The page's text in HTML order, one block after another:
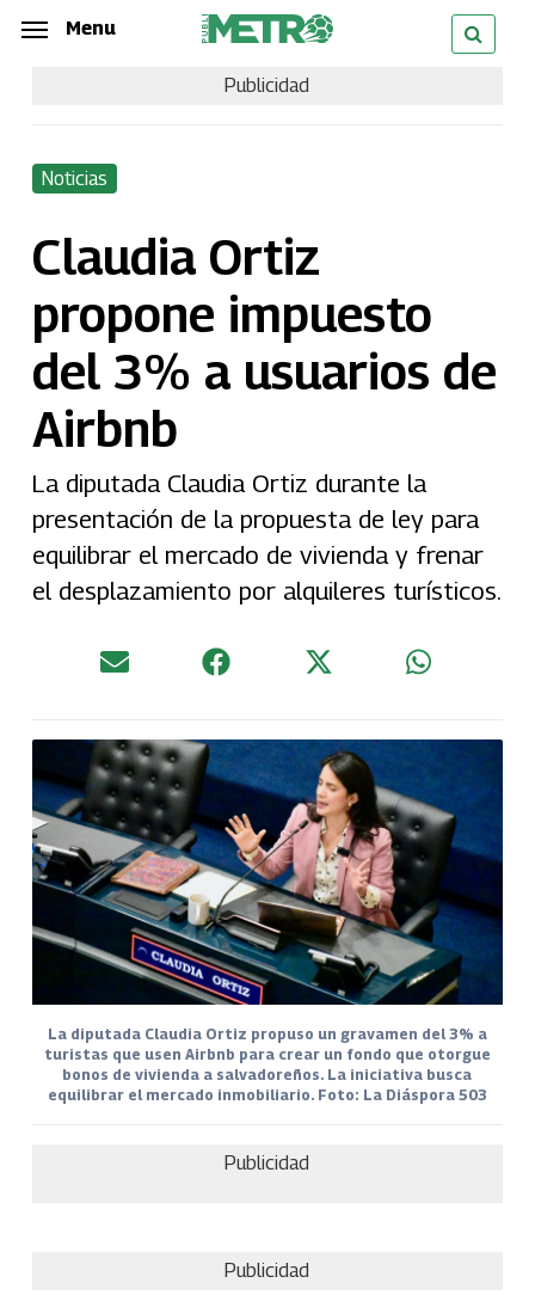
Skip
content
Menu
Publicidad
Noticias
Claudia Ortiz
propone impuesto
del 3% a usuarios de
Airbnb
La diputada Claudia Ortiz durante la
presentación de la propuesta de ley para
equilibrar el mercado de vivienda y frenar
el desplazamiento por alquileres turísticos.
La diputada Claudia Ortiz propuso un gravamen del 3% a
turistas que usen Airbnb para crear un fondo que otorgue
bonos de vivienda a salvadoreños. La iniciativa busca
equilibrar el mercado inmobiliario. Foto: La Diáspora 503
Publicidad
Publicidad
Menu